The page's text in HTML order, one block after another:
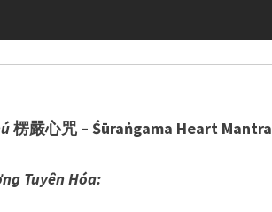
楞嚴心咒 – Śūraṅgama Heart Mantra
Tuyên Hóa: